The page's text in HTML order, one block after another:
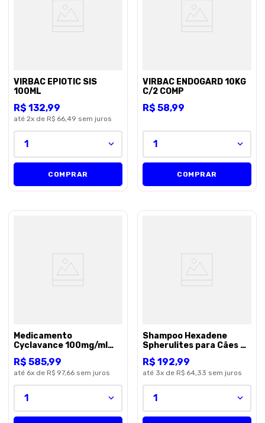
VIRBAC EPIOTIC SIS
100ML
R$ 132,99
até 2x de R$ 66,49 sem juros
1
COMPRAR
VIRBAC ENDOGARD 10KG
C/2 COMP
R$ 58,99
1
COMPRAR
Medicamento
Cyclavance 100mg/ml
R$ 585,99
até 6x de R$ 97,66 sem juros
1
Shampoo Hexadene
Spherulites para Cães e
R$ 192,99
até 3x de R$ 64,33 sem juros
1